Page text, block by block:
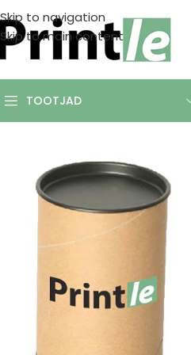
Skip to navigation
Skip to main content
TOOTJAD